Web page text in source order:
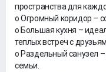
пространства для
o Огромный коридор –
o Большая кухня –
теплых встреч с
o Раздельный санузел
семьи.